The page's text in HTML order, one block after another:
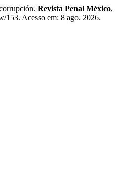
Revista Penal México,
153. Acesso em: 8 ago. 2026.